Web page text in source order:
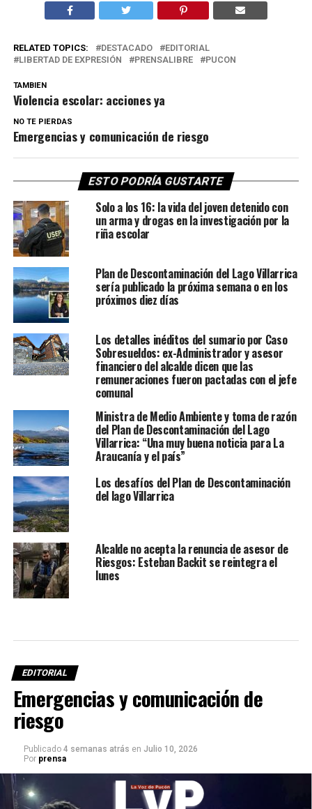
RELATED TOPICS: DESTACADO
EDITORIAL
LIBERTAD DE EXPRESIÓN
PRENSALIBRE PUCON
TAMBIEN
Violencia escolar: acciones ya
NO TE PIERDAS
Emergencias y comunicación de riesgo
ESTO PODRÍA GUSTARTE
Solo a los 16: la vida del joven detenido con
un arma y drogas en la investigación por la
riña escolar
Plan de Descontaminación del Lago Villarrica
sería publicado la próxima semana o en los
próximos diez días
Los detalles inéditos del sumario por Caso
Sobresueldos: ex-Administrador y asesor
financiero del alcalde dicen que las
remuneraciones fueron pactadas con el jefe
comunal
Ministra de Medio Ambiente y toma de razón
del Plan de Descontaminación del Lago
Villarrica: “Una muy buena noticia para La
Araucanía y el país”
Los desafíos del Plan de Descontaminación
del lago Villarrica
Alcalde no acepta la renuncia de asesor de
Riesgos: Esteban Backit se reintegra el
lunes
EDITORIAL
Emergencias y comunicación de
riesgo
Publicado 4 semanas atrás en Julio 10, 2026
Por prensa